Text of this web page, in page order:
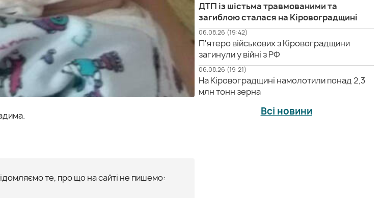
те, про що на сайті не пишемо:
ДТП із шістьма травмованими та
загиблою сталася на Кіровоградщині
06.08.26 (19:42)
П'ятеро військових з Кіровоградщини
загинули у війні з РФ
06.08.26 (19:21)
На Кіровоградщині намолотили понад 2,3
млн тонн зерна
Всі новини